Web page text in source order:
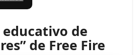
de
de Free Fire